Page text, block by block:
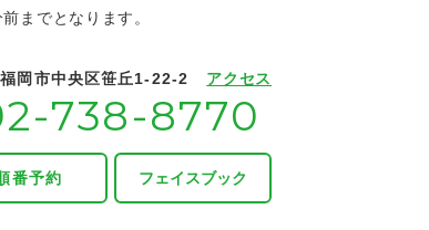
までとなります。
岡市中央区笹丘1-22-2 アクセス
738-8770
番予約 フェイスブック